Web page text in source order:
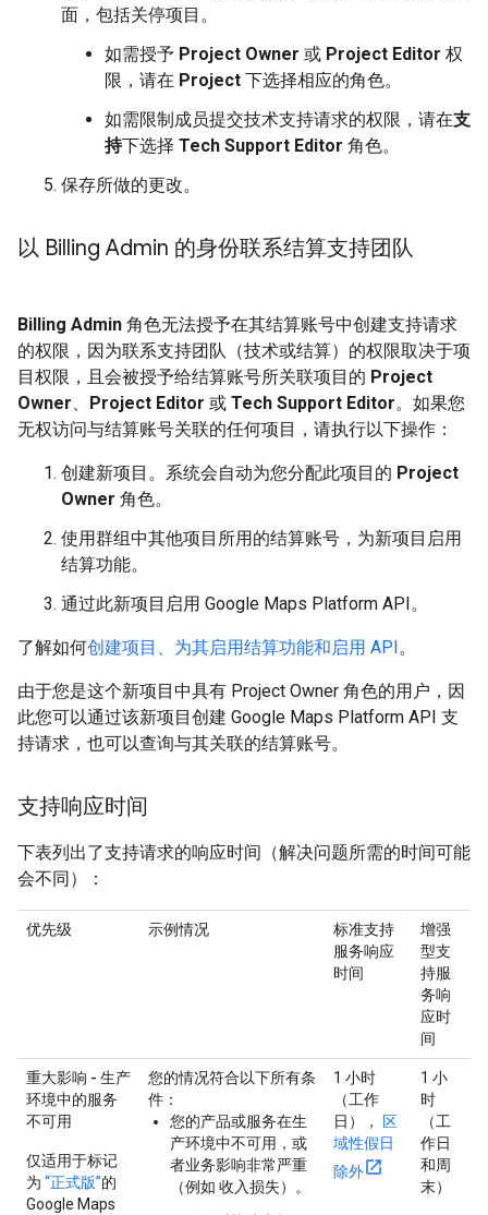
面，包括关停项目。
如需授予 Project Owner 或 Project Editor 权
限，请在 Project 下选择相应的角色。
如需限制成员提交技术支持请求的权限，请在支
持下选择 Tech Support Editor 角色。
保存所做的更改。
以 Billing Admin 的身份联系结算支持团队
Billing Admin 角色无法授予在其结算账号中创建支持请求
的权限，因为联系支持团队（技术或结算）的权限取决于项
目权限，且会被授予给结算账号所关联项目的 Project
Owner
Project Editor 或 Tech Support Editor。如果您
无权访问与结算账号关联的任何项目，请执行以下操作：
创建新项目。系统会自动为您分配此项目的 Project
Owner 角色。
使用群组中其他项目所用的结算账号，为新项目启用
结算功能。
通过此新项目启用 Google Maps Platform API。
了解如何创建项目、为其启用结算功能和启用 API。
由于您是这个新项目中具有 Project Owner 角色的用户，因
此您可以通过该新项目创建 Google Maps Platform API 支
持请求，也可以查询与其关联的结算账号。
支持响应时间
下表列出了支持请求的响应时间（解决问题所需的时间可能
会不同）：
优先级 示例情况
标准支持
服务响应
时间
增强
型支
持服
务响
应时
间
重大影响 - 生产
环境中的服务
不可用
仅适用于标记
为 “正式版”的
Google Maps
您的情况符合以下所有条
件：
您的产品或服务在生
产环境中不可用，或
者业务影响非常严重
（例如 收入损失）。
1 小时
（工作
日），
区
域性假日
除外
1 小
时
（工
作日
和周
末）